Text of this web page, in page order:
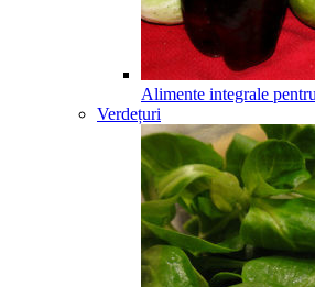
Alimente integrale
Verdețuri